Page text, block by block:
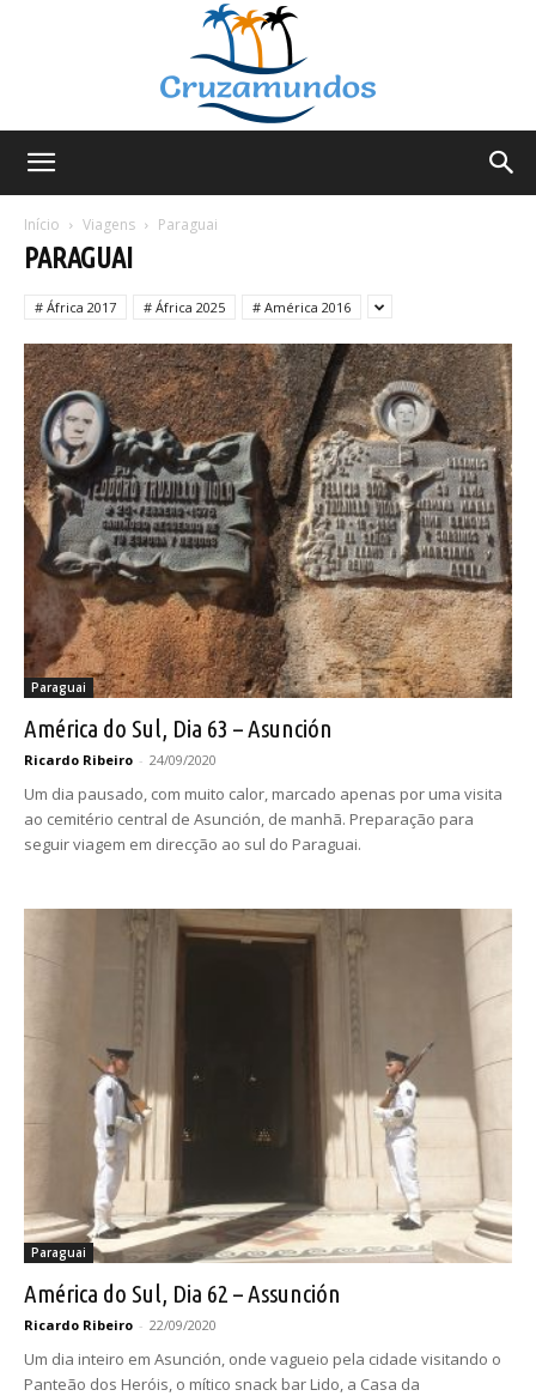
Início Viagens Paraguai
PARAGUAI
# África 2017 # África 2025 # América 2016
Paraguai
América do Sul, Dia 63 – Asunción
Ricardo Ribeiro - 24/09/2020
Um dia pausado, com muito calor, marcado apenas por uma visita
ao cemitério central de Asunción, de manhã. Preparação para
seguir viagem em direcção ao sul do Paraguai.
Paraguai
América do Sul, Dia 62 – Assunción
Ricardo Ribeiro - 22/09/2020
Um dia inteiro em Asunción, onde vagueio pela cidade visitando o
Panteão dos Heróis, o mítico snack bar Lido, a Casa da